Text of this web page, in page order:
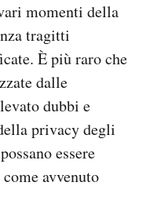
momenti della
tragitti
È più raro che
dalle
dubbi e
privacy degli
essere
avvenuto